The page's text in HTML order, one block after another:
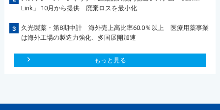
Link」 10月から提供 廃棄ロスを最小化
3
久光製薬・第8期中計 海外売上高比率60.0％以上 医療用薬事業
は海外工場の製造力強化、多国展開加速
もっと見る